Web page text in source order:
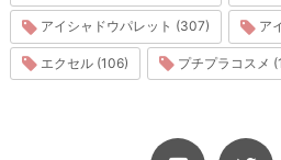
アイシャドウパレット (307) ア
エクセル (106) プチプラコスメ